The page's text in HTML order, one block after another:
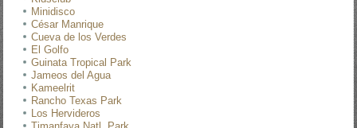
Minidisco
César Manrique
Cueva de los Verdes
El Golfo
Guinata Tropical Park
Jameos del Agua
Kameelrit
Rancho Texas Park
Los Hervideros